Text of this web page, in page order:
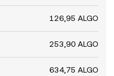
126,95 ALGO
253,90 ALGO
634,75 ALGO